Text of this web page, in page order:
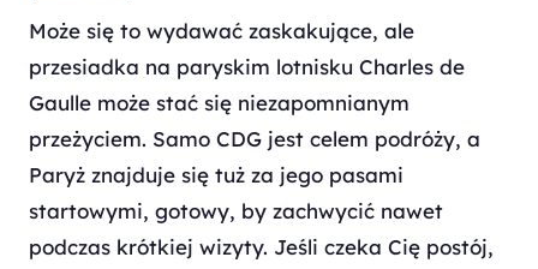
Może się to wydawać zaskakujące, ale
przesiadka na paryskim lotnisku Charles de
Gaulle może stać się niezapomnianym
przeżyciem. Samo CDG jest celem podróży, a
Paryż znajduje się tuż za jego pasami
startowymi, gotowy, by zachwycić nawet
podczas krótkiej wizyty. Jeśli czeka Cię postój,